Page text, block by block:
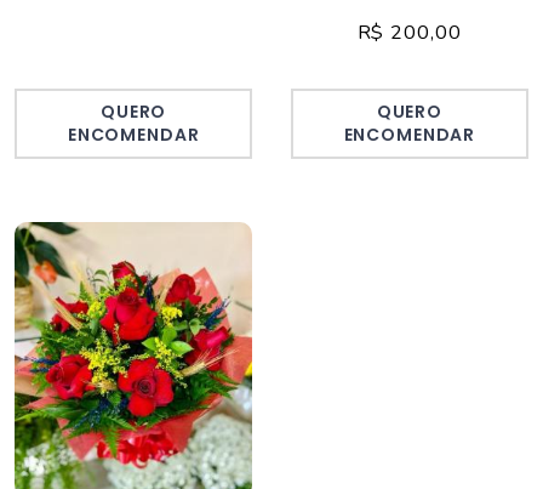
QUERO
ENCOMENDAR
R$ 200,00
QUERO
ENCOMENDAR